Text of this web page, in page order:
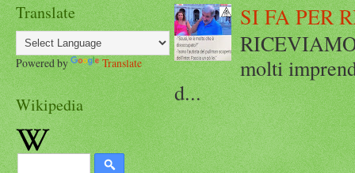
SI FA PER
molti
d...
Translate
Powered by Translate
Wikipedia